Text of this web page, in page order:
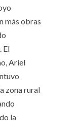
más obras
El
Ariel
zona rural
la